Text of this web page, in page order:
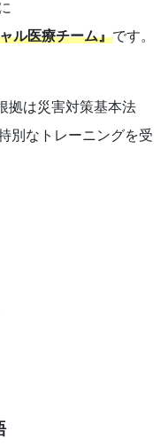
ル医療チーム』です。
拠は災害対策基本法
別なトレーニングを受